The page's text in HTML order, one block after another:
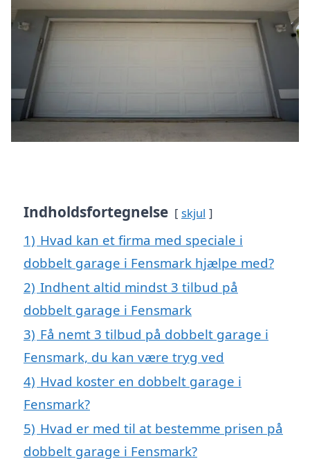
Indholdsfortegnelse skjul
1) Hvad kan et firma med speciale i
dobbelt garage i Fensmark hjælpe med?
2) Indhent altid mindst 3 tilbud på
dobbelt garage i Fensmark
3) Få nemt 3 tilbud på dobbelt garage i
Fensmark, du kan være tryg ved
4) Hvad koster en dobbelt garage i
Fensmark?
5) Hvad er med til at bestemme prisen på
dobbelt garage i Fensmark?